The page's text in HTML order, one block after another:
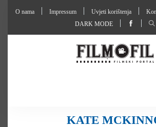
O nama Impressum Uvjeti korištenja
DARK MODE
KATE